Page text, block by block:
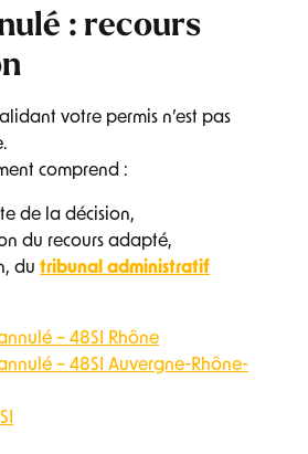
: recours
votre permis n’est pas
comprend :
de la décision,
du recours adapté,
du tribunal administratif
– 48SI Rhône
– 48SI Auvergne-Rhône-